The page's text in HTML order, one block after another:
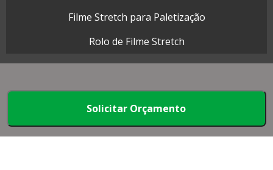
Solicitar Orçamento
Filme Stretch para Paletização
Rolo de Filme Stretch